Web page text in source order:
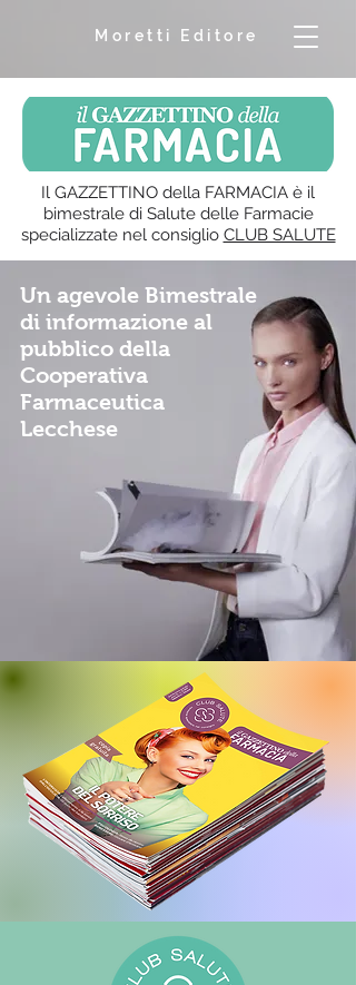
Moretti Editore
Il GAZZETTINO della FARMACIA è il
bimestrale di Salute delle Farmacie
specializzate nel consiglio CLUB SALUTE
Un agevole Bimestrale
di informazione al
pubblico della
Cooperativa
Farmaceutica
Lecchese